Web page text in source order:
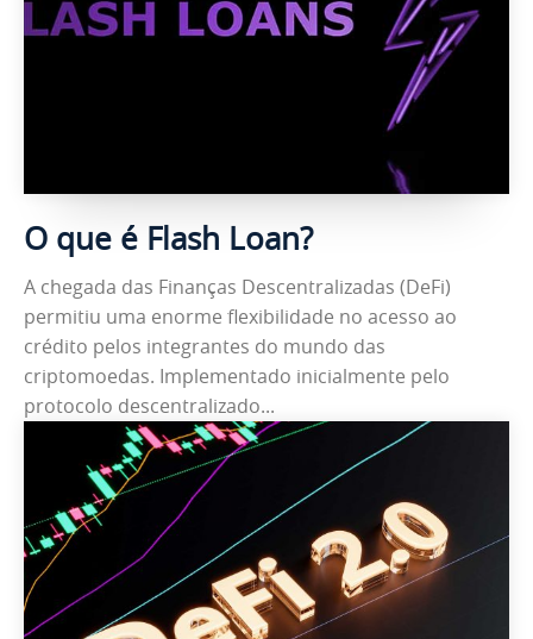
O que é Flash Loan?
A chegada das Finanças Descentralizadas (DeFi)
permitiu uma enorme flexibilidade no acesso ao
crédito pelos integrantes do mundo das
criptomoedas. Implementado inicialmente pelo
protocolo descentralizado...